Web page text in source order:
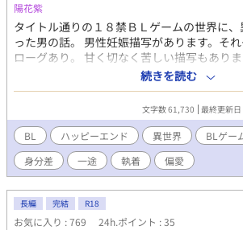
陽花紫
タイトル通りの１８禁ＢＬゲームの世界に
った男の話。 男性妊娠描写があります。そ
ローグあり。 甘く切なく苦しい描写もあり
ッピーエンドになる予定です。 ムーンライ
です。
続きを読む
文字数 61,730 最終更新
BL ハッピーエンド 異世界 BLゲー
身分差
一途 執着 偏愛
長編 完結 R18
お気に入り : 769 24h.ポイント : 35